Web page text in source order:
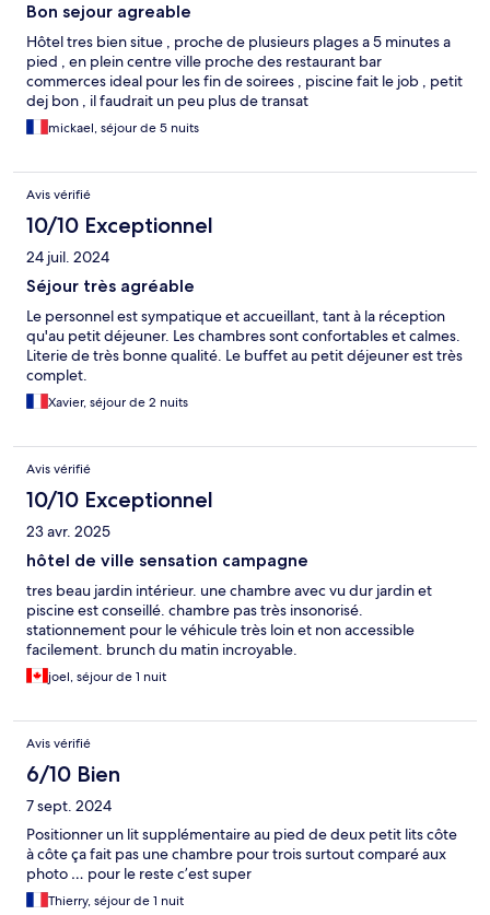
Bon sejour agreable
Hôtel tres bien situe , proche de plusieurs plages a 5 minutes a
pied , en plein centre ville proche des restaurant bar
commerces ideal pour les fin de soirees , piscine fait le job , petit
dej bon , il faudrait un peu plus de transat
mickael, séjour de 5 nuits
Avis vérifié
10/10 Exceptionnel
24 juil. 2024
Séjour très agréable
Le personnel est sympatique et accueillant, tant à la réception
qu'au petit déjeuner. Les chambres sont confortables et calmes.
Literie de très bonne qualité. Le buffet au petit déjeuner est très
complet.
Xavier, séjour de 2 nuits
Avis vérifié
10/10 Exceptionnel
23 avr. 2025
hôtel de ville sensation campagne
tres beau jardin intérieur. une chambre avec vu dur jardin et
piscine est conseillé. chambre pas très insonorisé.
stationnement pour le véhicule très loin et non accessible
facilement. brunch du matin incroyable.
joel, séjour de 1 nuit
Avis vérifié
6/10 Bien
7 sept. 2024
Positionner un lit supplémentaire au pied de deux petit lits côte
à côte ça fait pas une chambre pour trois surtout comparé aux
photo … pour le reste c’est super
Thierry, séjour de 1 nuit